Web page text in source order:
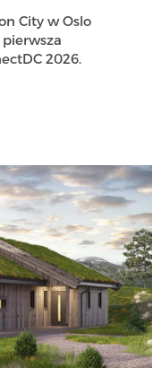
City w Oslo
2026.